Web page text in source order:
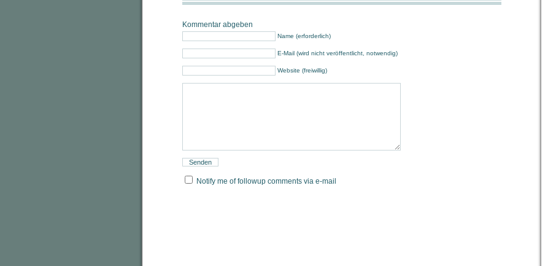
Kommentar abgeben
Name (erforderlich)
E-Mail (wird nicht veröffentlicht, notwendig)
Website (freiwillig)
Notify me of followup comments via e-mail